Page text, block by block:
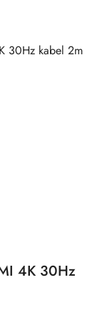
4K 30Hz